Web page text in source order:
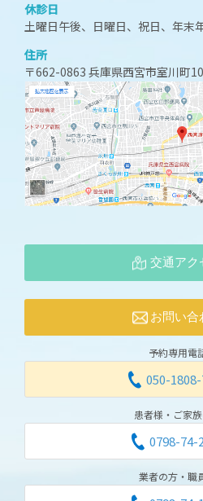
休診日
土曜日午後、日曜日、祝日、年末
住所
〒662-0863 兵庫県西宮市室川町
交通アク
お問い合
予約専用電
050-
患者様・ご家
0798-74-
業者の方・職